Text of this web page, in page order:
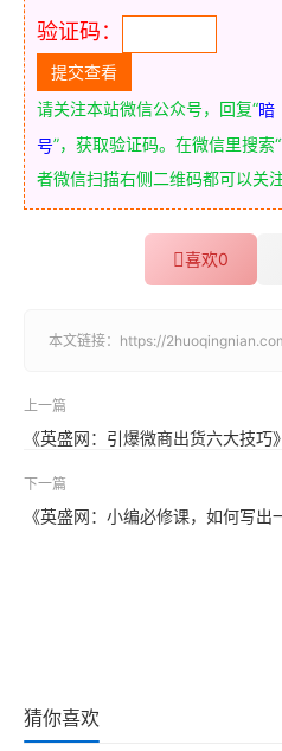
验证码：
请关注本站微信公众号，回复“暗
号”，获取验证码。在微信里搜索“
者微信扫描右侧二维码都可以关
喜欢0
本文链接： https://
上一篇
《英盛网：引爆微商出货六大技巧》
下一篇
《英盛网：小编必修课，如何写出
猜你喜欢